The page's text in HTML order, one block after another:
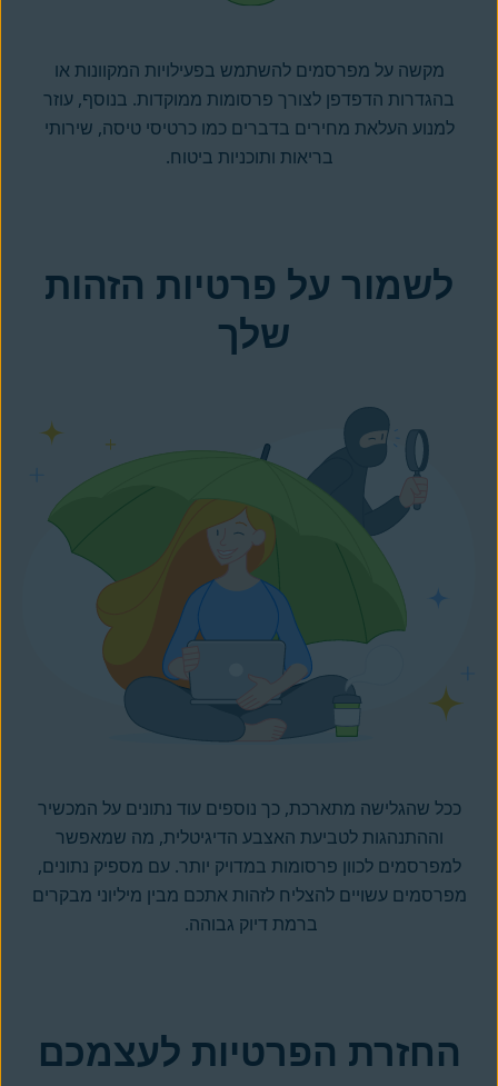
מקשה על מפרסמים להשתמש בפעילויות המקוונות או
בהגדרות הדפדפן לצורך פרסומות ממוקדות. בנוסף, עוזר
למנוע העלאת מחירים בדברים כמו כרטיסי טיסה, שירותי
בריאות ותוכניות ביטוח.
לשמור על פרטיות הזהות
שלך
ככל שהגלישה מתארכת, כך נוספים עוד נתונים על המכשיר
וההתנהגות לטביעת האצבע הדיגיטלית, מה שמאפשר
למפרסמים לכוון פרסומות במדויק יותר. עם מספיק נתונים,
מפרסמים עשויים להצליח לזהות אתכם מבין מיליוני מבקרים
ברמת דיוק גבוהה.
החזרת הפרטיות לעצמכם